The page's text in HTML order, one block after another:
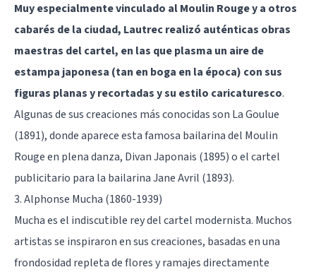
Muy especialmente vinculado al Moulin Rouge y a otros
cabarés de la ciudad, Lautrec realizó auténticas obras
maestras del cartel, en las que plasma un aire de
estampa japonesa (tan en boga en la época) con sus
figuras planas y recortadas y su estilo caricaturesco.
Algunas de sus creaciones más conocidas son La Goulue
(1891), donde aparece esta famosa bailarina del Moulin
Rouge en plena danza, Divan Japonais (1895) o el cartel
publicitario para la bailarina Jane Avril (1893).
3. Alphonse Mucha (1860-1939)
Mucha es el indiscutible rey del cartel modernista. Muchos
artistas se inspiraron en sus creaciones, basadas en una
frondosidad repleta de flores y ramajes directamente